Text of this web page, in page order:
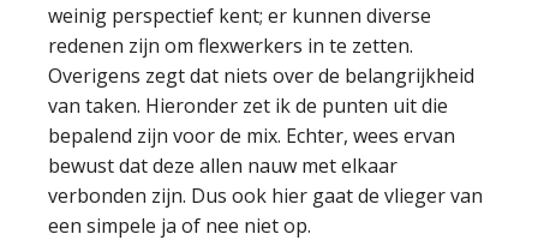
weinig perspectief kent; er kunnen diverse
redenen zijn om flexwerkers in te zetten.
Overigens zegt dat niets over de belangrijkheid
van taken. Hieronder zet ik de punten uit die
bepalend zijn voor de mix. Echter, wees ervan
bewust dat deze allen nauw met elkaar
verbonden zijn. Dus ook hier gaat de vlieger van
een simpele ja of nee niet op.